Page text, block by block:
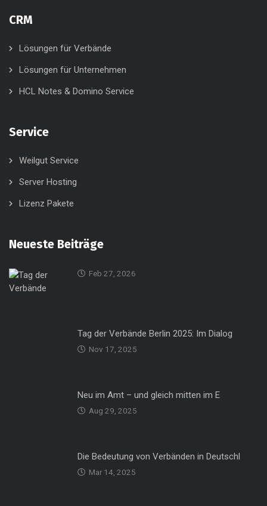
CRM
Lösungen für Verbände
Lösungen für Unternehmen
HCL Notes & Domino Service
Service
Weilgut Service
Server Hosting
Lizenz Pakete
Neueste Beiträge
Feb 27, 2026
Tag der Verbände Berlin 2025: Im Dialog
Nov 17, 2025
Neu im Amt – und gleich mitten im E
Aug 29, 2025
Die Bedeutung von Verbänden in Deutschl
Mar 14, 2025